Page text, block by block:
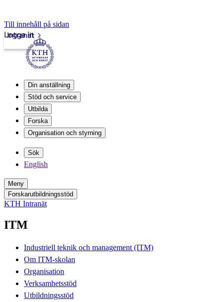
Till innehåll på sidan
Intranät
Logga in
Din anställning
Stöd och service
Utbilda
Forska
Organisation och styrning
Sök
English
Meny
Forskarutbildningsstöd
KTH Intranät
ITM
Industriell teknik och management (ITM)
Om ITM-skolan
Organisation
Verksamhetsstöd
Utbildningsstöd